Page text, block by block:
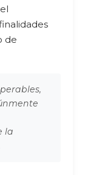
de
la